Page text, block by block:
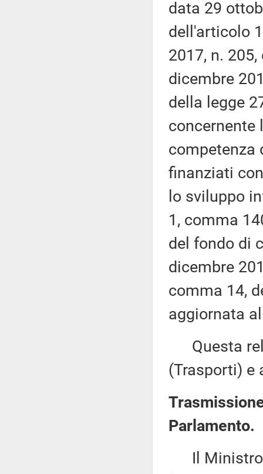
data 29
dell'articolo
2017, n.
dicembre
della legge
concernente
competenza
finanziati
lo sviluppo
1, comma
del fondo di
dicembre
comma 14,
aggiornata
Questa
(Trasporti) e
Parlamento.
Il Ministro